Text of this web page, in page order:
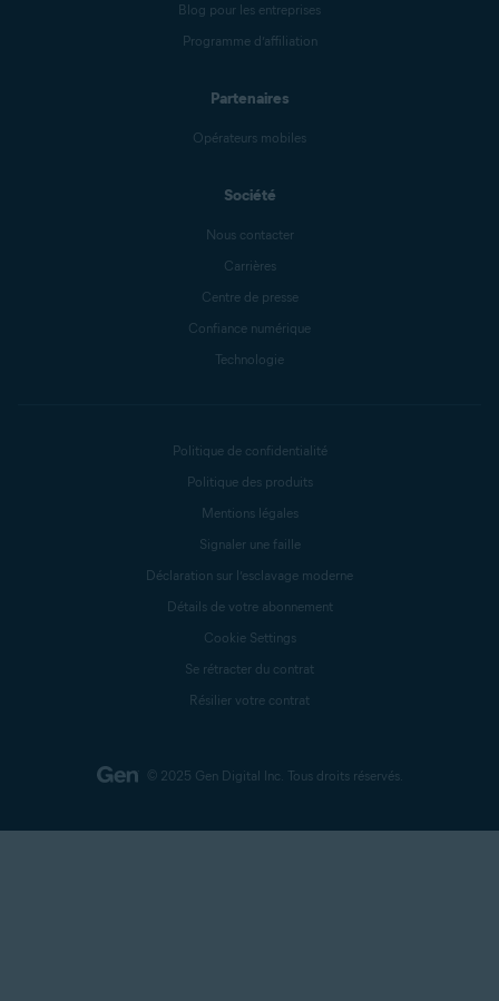
Blog pour les entreprises
Programme d’affiliation
Partenaires
Opérateurs mobiles
Société
Nous contacter
Carrières
Centre de presse
Confiance numérique
Technologie
© 2025 Gen Digital Inc. Tous droits réservés.
Politique de confidentialité
Politique des produits
Mentions légales
Signaler une faille
Déclaration sur l’esclavage moderne
Détails de votre abonnement
Cookie Settings
Se rétracter du contrat
Résilier votre contrat